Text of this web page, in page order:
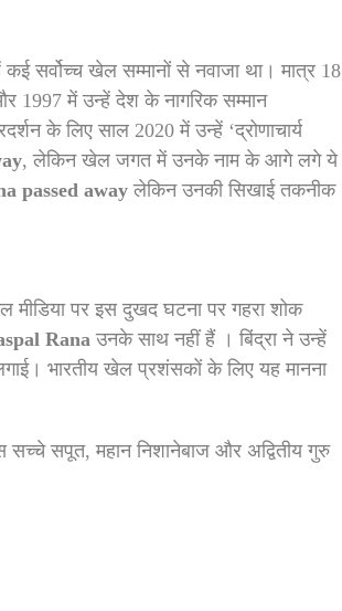
सर्वोच्च खेल सम्मानों से नवाजा था। मात्र 18
1997 में उन्हें देश के नागरिक सम्मान
के लिए साल 2020 में उन्हें ‘द्रोणाचार्य
, लेकिन खेल जगत में उनके नाम के आगे लगे ये
passed away लेकिन उनकी सिखाई तकनीक
मीडिया पर इस दुखद घटना पर गहरा शोक
Ranaउनके साथ नहीं हैं । बिंद्रा ने उन्हें
भारतीय खेल प्रशंसकों के लिए यह मानना
सपूत, महान निशानेबाज और अद्वितीय गुरु